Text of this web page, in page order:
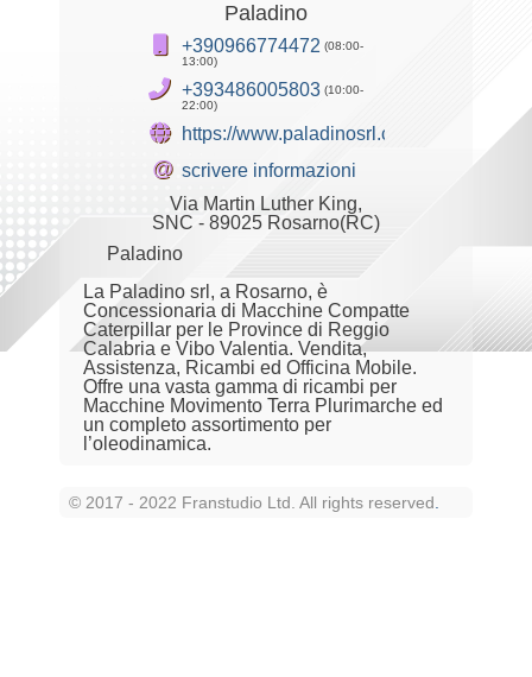
Paladino
+390966774472 (08:00-
13:00)
+393486005803 (10:00-
22:00)
https://www.paladinosrl.com
@ scrivere informazioni
Via Martin Luther King,
SNC - 89025 Rosarno(RC)
Paladino
La Paladino srl, a Rosarno, è
Concessionaria di Macchine Compatte
Caterpillar per le Province di Reggio
Calabria e Vibo Valentia. Vendita,
Assistenza, Ricambi ed Officina Mobile.
Offre una vasta gamma di ricambi per
Macchine Movimento Terra Plurimarche ed
un completo assortimento per
l’oleodinamica.
© 2017 - 2022 Franstudio Ltd. All rights reserved